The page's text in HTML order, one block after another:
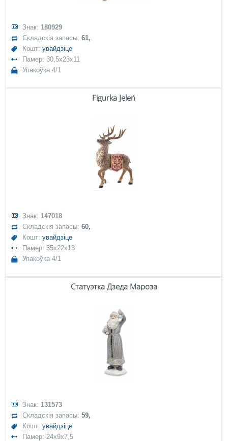
Знак: 180929
Складскія запасы:61,
Кошт:увайдзіце
Памер: 30,5x23x11
Упакоўка 4/1
Figurka Jeleń
Знак: 147018
Складскія запасы:60,
Кошт:увайдзіце
Памер: 35x22x13
Упакоўка 4/1
Статуэтка Дзеда Мароза
Знак: 131573
Складскія запасы:59,
Кошт:увайдзіце
Памер: 24x9x7,5